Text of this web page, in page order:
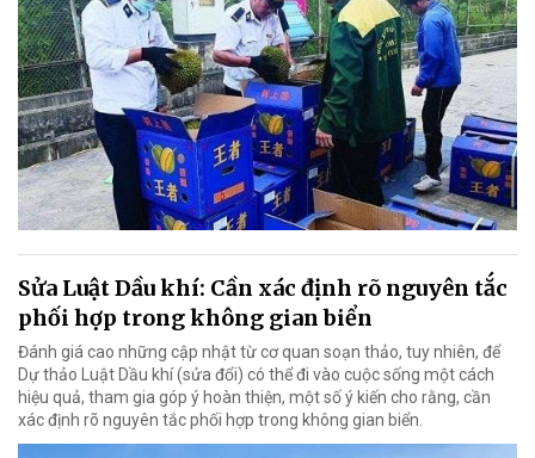
Sửa Luật Dầu khí: Cần xác định rõ nguyên tắc
phối hợp trong không gian biển
Đánh giá cao những cập nhật từ cơ quan soạn thảo, tuy nhiên, để
Dự thảo Luật Dầu khí (sửa đổi) có thể đi vào cuộc sống một cách
hiệu quả, tham gia góp ý hoàn thiện, một số ý kiến cho rằng, cần
xác định rõ nguyên tắc phối hợp trong không gian biển.